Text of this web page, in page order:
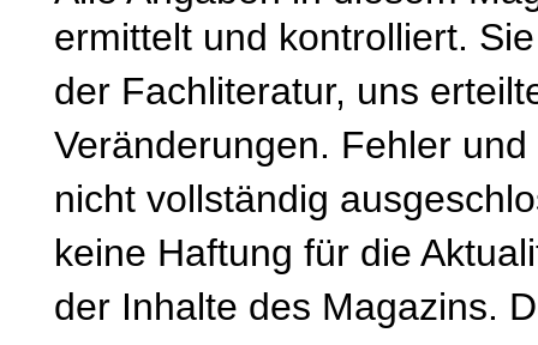
ermittelt und kontrolliert.
der Fachliteratur, uns
Veränderungen. Fehler
nicht vollständig
keine Haftung für die
der Inhalte des Magazins.